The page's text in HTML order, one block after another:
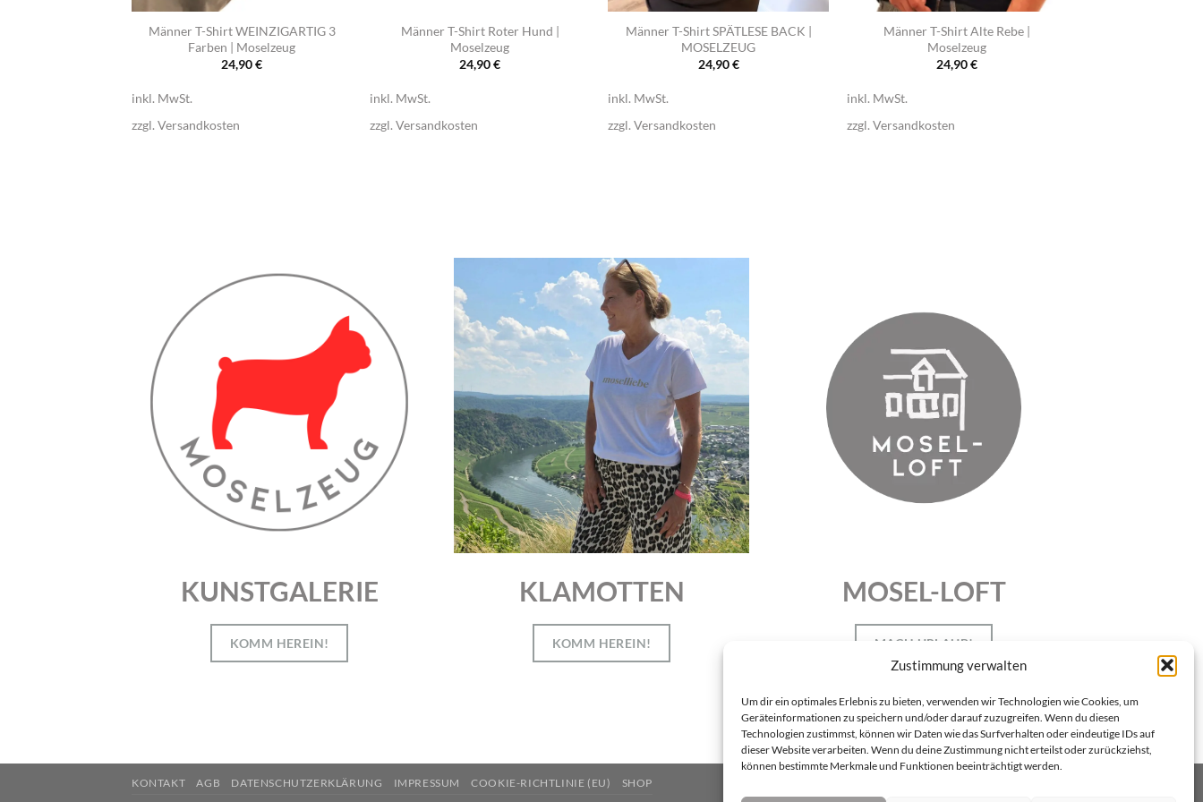
Zustimmung verwalten
Um dir ein optimales Erlebnis zu bieten, verwenden wir Technologien wie Cookies, um
Geräteinformationen zu speichern und/oder darauf zuzugreifen. Wenn du diesen
Technologien zustimmst, können wir Daten wie das Surfverhalten oder eindeutige IDs auf
dieser Website verarbeiten. Wenn du deine Zustimmung nicht erteilst oder zurückziehst,
können bestimmte Merkmale und Funktionen beeinträchtigt werden.
Männer T-Shirt WEINZIGARTIG 3
Farben | Moselzeug
24,90€
inkl. MwSt.
zzgl. Versandkosten
Männer T-Shirt Roter Hund |
Moselzeug
24,90€
inkl. MwSt.
zzgl.Versandkosten
Männer T-Shirt SPÄTLESE BACK |
MOSELZEUG
24,90€
inkl. MwSt.
zzgl.Versandkosten
Männer T-Shirt Alte Rebe |
Moselzeug
24,90€
inkl. MwSt.
zzgl. Versandkosten
KUNSTGALERIE
KOMM HEREIN!
KLAMOTTEN
KOMM HEREIN!
MOSEL-LOFT
MACH URLAUB!
KONTAKT AGB DATENSCHUTZERKLÄRUNG IMPRESSUM COOKIE-RICHTLINIE (EU) SHOP